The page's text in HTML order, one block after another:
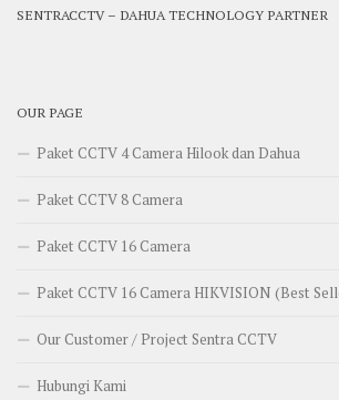
SENTRACCTV – DAHUA TECHNOLOGY PARTNER
OUR PAGE
Paket CCTV 4 Camera Hilook dan Dahua
Paket CCTV 8 Camera
Paket CCTV 16 Camera
Paket CCTV 16 Camera HIKVISION (Best
Our Customer / Project Sentra CCTV
Hubungi Kami